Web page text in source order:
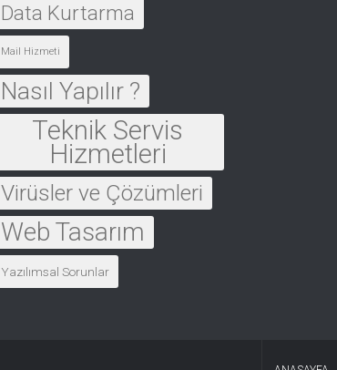
Data Kurtarma
Mail Hizmeti
Nasıl Yapılır ?
Teknik Servis
Hizmetleri
Virüsler ve Çözümleri
Web Tasarım
Yazılımsal Sorunlar